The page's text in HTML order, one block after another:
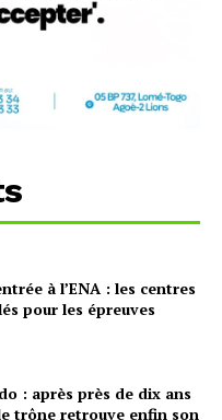
à l’ENA : les centres
pour les épreuves
: après près de dix ans
trône retrouve enfin son